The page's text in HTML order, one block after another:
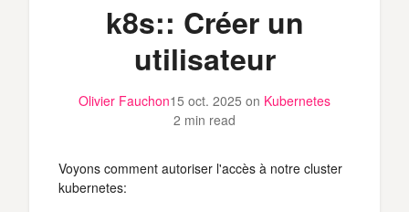
k8s:: Créer un
utilisateur
Olivier Fauchon15 oct. 2025 on Kubernetes
2 min read
Voyons comment autoriser l'accès à notre cluster
kubernetes: